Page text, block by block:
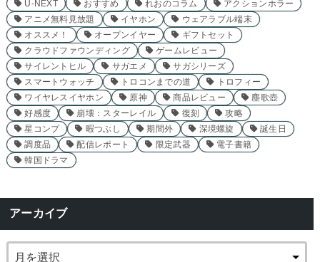
U-NEXT
おすすめ れおのコラム
アクションホラー
アニメ無料見放題
イヤホン
ウェアラブル端末
オススメ！
オープンイヤー
ギフトセット
クラウドファウンディング
ゲームレビュー
サイレントヒル
サガエメ
サガシリーズ
スマートウォッチ
トロコンまでの道
トロフィー
ワイヤレスイヤホン
原神 商品レビュー
塵歌壺
好感度
崩壊：スターレイル 復刻
攻略
星コンプ
暇つぶし 期間外 深境螺旋
誕生日
調度品
配信レポート 限定武器
電子書籍
韓国ドラマ
アーカイブ